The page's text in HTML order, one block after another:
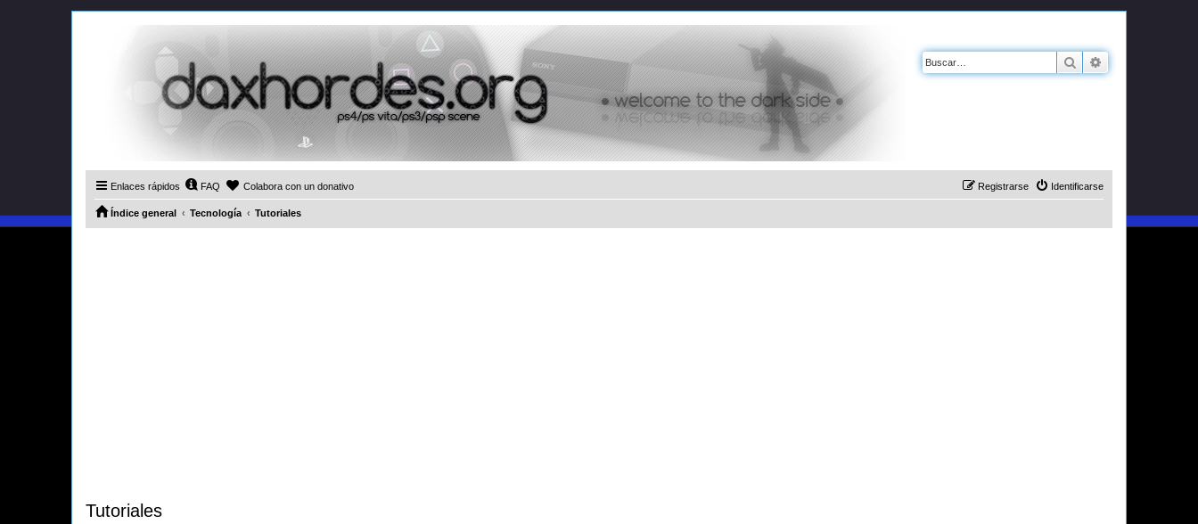
Buscar
Enlaces rápidos FAQ Colabora con un donativo Identificarse
Registrarse
Índice general Tecnología Tutoriales
Tutoriales